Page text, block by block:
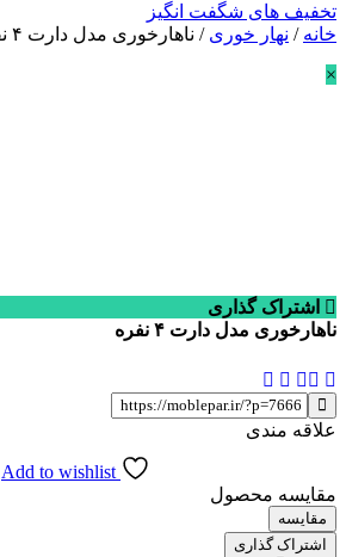
تخفیف های شگفت انگیز
خانه / نهار خوری / ناهارخوری مدل دارت ۴ نفره
×
اشتراک گذاری
ناهارخوری مدل دارت ۴ نفره
علاقه مندی
Add to wishlist
مقایسه محصول
مقایسه
اشتراک گذاری